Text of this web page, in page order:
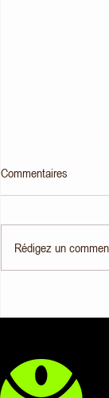
Commentaires
Rédigez un